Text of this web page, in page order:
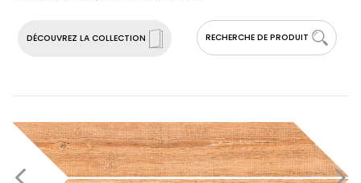
DÉCOUVREZ LA COLLECTION RECHERCHE DE PRODUIT